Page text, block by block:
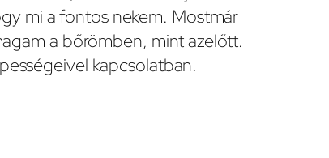
mi a fontos nekem. Mostmár
a bőrömben, mint azelőtt.
kapcsolatban.